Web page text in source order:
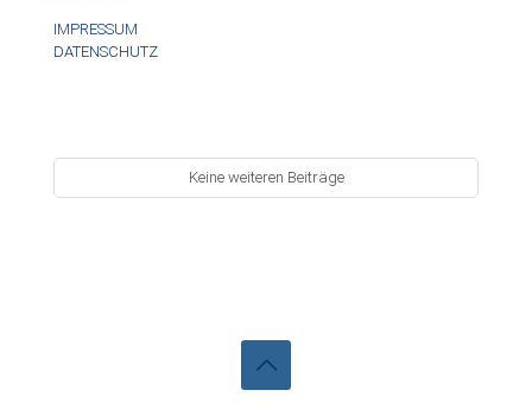
IMPRESSUM
DATENSCHUTZ
Keine weiteren Beiträge